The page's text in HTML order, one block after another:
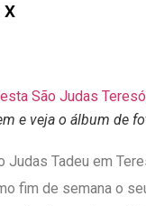
X
e veja o álbum de
Judas Tadeu em
fim de semana o